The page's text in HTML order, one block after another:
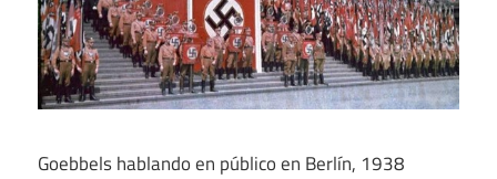
Goebbels hablando en público en Berlín, 1938